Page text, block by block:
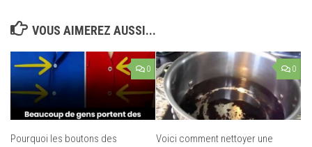
VOUS AIMEREZ AUSSI...
0
Pourquoi les boutons des
0
Voici comment nettoyer une